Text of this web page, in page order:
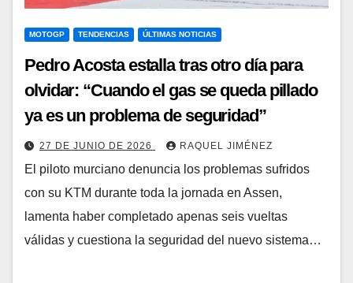
MOTOGP TENDENCIAS ÚLTIMAS NOTICIAS
Pedro Acosta estalla tras otro día para
olvidar: “Cuando el gas se queda pillado
ya es un problema de seguridad”
27 DE JUNIO DE 2026 RAQUEL JIMÉNEZ
El piloto murciano denuncia los problemas sufridos
con su KTM durante toda la jornada en Assen,
lamenta haber completado apenas seis vueltas
válidas y cuestiona la seguridad del nuevo sistema…